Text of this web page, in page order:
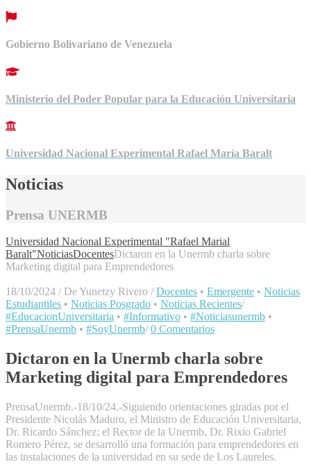
Gobierno Bolivariano de Venezuela
Ministerio del Poder Popular para la Educación Universitaria
Universidad Nacional Experimental Rafael María Baralt
Noticias
Prensa UNERMB
Universidad Nacional Experimental "Rafael Marial
Baralt"NoticiasDocentesDictaron en la Unermb charla sobre
Marketing digital para Emprendedores
18/10/2024 / De Yunetzy Rivero / Docentes • Emergente • Noticias
Estudiantiles • Noticias Posgrado • Noticias Recientes/
#EducacionUniversitaria • #Informativo • #Noticiasunermb •
#PrensaUnermb • #SoyUnermb/ 0 Comentarios
Dictaron en la Unermb charla sobre
Marketing digital para Emprendedores
PrensaUnermb.-18/10/24.-Siguiendo orientaciones giradas por el
Presidente Nicolás Maduro, el Ministro de Educación Universitaria,
Dr. Ricardo Sánchez; el Rector de la Unermb, Dr. Rixio Gabriel
Romero Pérez, se desarrolló una formación para emprendedores en
las instalaciones de la universidad en su sede de Los Laureles.